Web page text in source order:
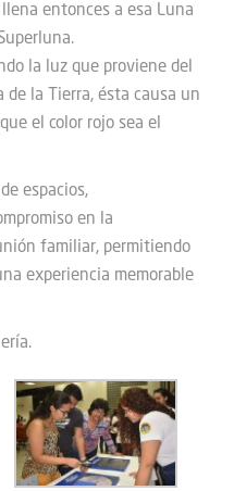
entonces a esa Luna
la luz que proviene del
de la Tierra, ésta causa un
el color rojo sea el
espacios,
en la
familiar, permitiendo
experiencia memorable